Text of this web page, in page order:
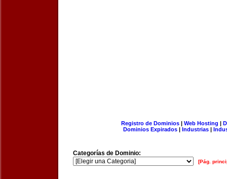
Registro de Dominios| Web Hosting |
Dominios Expirados | Industrias |
Categorías de Dominio:
[Pág.